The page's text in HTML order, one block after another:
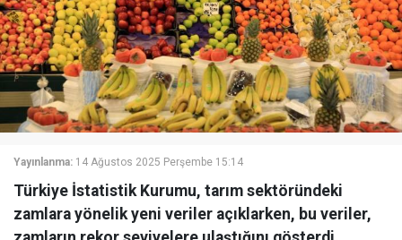
Yayınlanma: 14 Ağustos 2025 Perşembe 15:14
Türkiye İstatistik Kurumu, tarım sektöründeki
zamlara yönelik yeni veriler açıklarken, bu veriler,